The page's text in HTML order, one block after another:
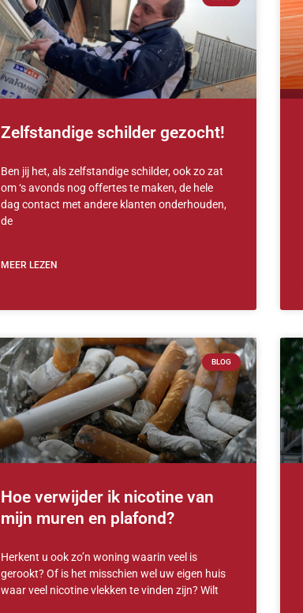
Zelfstandige schilder gezocht!
Ben jij het, als zelfstandige schilder, ook zo zat
om ‘s avonds nog offertes te maken, de hele
dag contact met andere klanten onderhouden,
de
MEER LEZEN
BLOG
Hoe verwijder ik nicotine van
mijn muren en plafond?
Herkent u ook zo’n woning waarin veel is
gerookt? Of is het misschien wel uw eigen huis
waar veel nicotine vlekken te vinden zijn? Wilt